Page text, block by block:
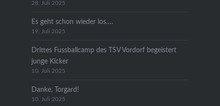
28. Juli 2025
Es geht schon wieder los….
19. Juli 2025
Drittes Fussballcamp des TSV Vordorf begeistert
junge Kicker
10. Juli 2025
Danke, Torgard!
10. Juli 2025